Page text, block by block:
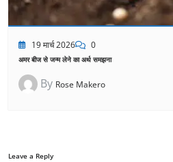
19 मार्च 2026 0
अमर बीज से जन्म लेने का अर्थ समझना
By Rose Makero
Leave a Reply